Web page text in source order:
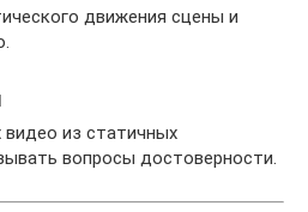
движения сцены и
из статичных
вопросы достоверности.